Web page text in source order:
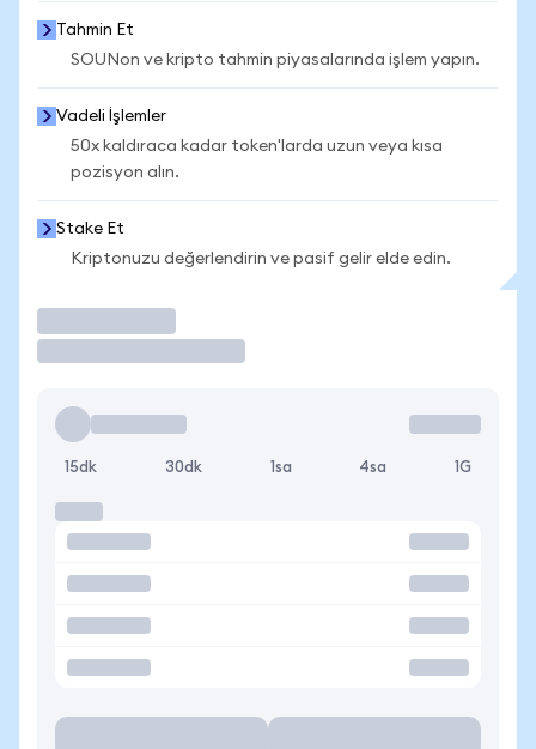
Tahmin Et
SOUNon ve kripto tahmin piyasalarında işlem yapın.
Vadeli İşlemler
50x kaldıraca kadar token'larda uzun veya kısa
pozisyon alın.
Stake Et
Kriptonuzu değerlendirin ve pasif gelir elde edin.
15dk 30dk 1sa 4sa 1G